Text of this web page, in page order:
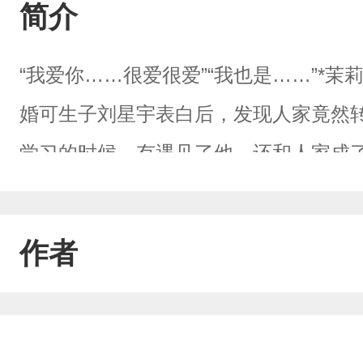
简介
“我爱你……很爱很爱”“我也是……”*茉
婚可生子刘星宇表白后，发现人家竟然
学习的时候，有遇见了他，还和人家成
作者